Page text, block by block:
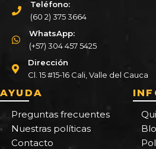
Teléfono:
(60 2) 375 3664
WhatsApp:
(+57) 304 457 5425
Dirección
Cl. 15 #15-16 Cali, Valle del Cauca
AYUDA
Preguntas frecuentes
Nuestras políticas
Contacto